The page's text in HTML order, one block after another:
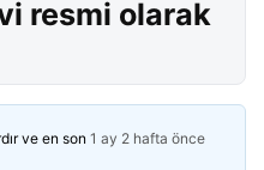
resmi olarak
ve en son 1 ay 2 hafta önce